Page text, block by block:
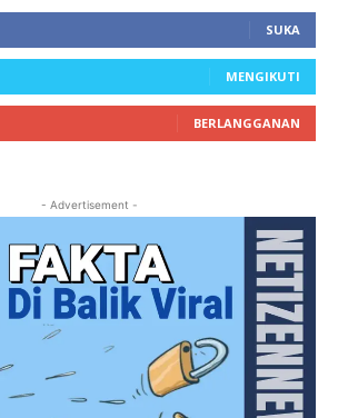
SUKA
MENGIKUTI
BERLANGGANAN
- Advertisement -